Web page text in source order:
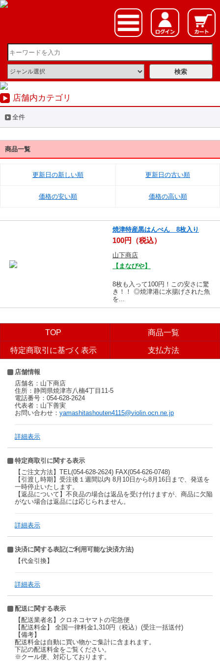
店舗内カテゴリ
全件
商品一覧
更新日の新しい順 更新日の古い順
価格の安い順 価格の高い順
焼津特産黒はんぺん 8枚入り
100円（税込）
山下商店
【まなびや】
8枚も入って100円！この安さに驚
き！！ ◎焼津港に水揚げされた魚
を...
TOP 商品一覧
特定商取引に基づく表示 支払方法
店舗情報
店舗名：山下商店
住所：静岡県焼津市八楠4丁目11-5
電話番号：054-628-2624
代表者：山下善実
お問い合わせ： yamashitashouten4115@violin.ocn.ne.jp
詳細表示
特定商取引に関する表示
【ご注文方法】TEL(054-628-2624) FAX(054-626-0748)
【引渡し時期】受注後１週間以内 8月10日から8月16日まで、発送を
一時停止いたします。
【返品について】不良品の場合は返品を受け付けますが、商品に欠陥
がない場合は返品には応じられません。
詳細表示
決済に関する表記(ご利用可能な決済方法)
【代金引換】
詳細表示
配送に関する表示
【配送業者名】クロネコヤマトの宅急便
【配送料金】 全国一律料金1,310円（税込）(受注一括送付)
【備考】
配送料金は自動に買い物かご集計に含まれます。
下記の配送料金をご覧ください。
※クール便、対応しております。